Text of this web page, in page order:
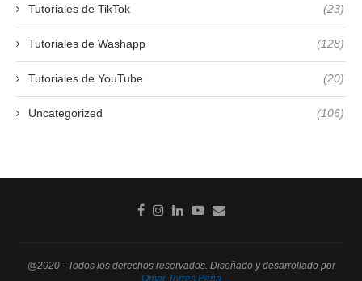
Tutoriales de TikTok (23)
Tutoriales de Washapp (128)
Tutoriales de YouTube (20)
Uncategorized (106)
@2020 - Todos los derechos reservados. Diseñado y desarrollado por